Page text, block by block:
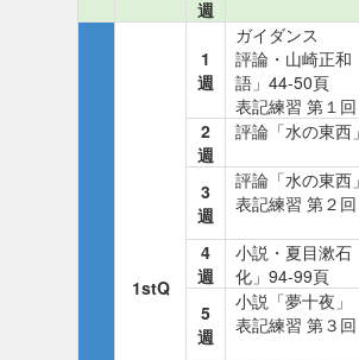
週
1stQ
1
週
ガイダンス
評論・山崎正和
語」44-50頁
表記練習 第１回
2
週
評論「水の東西」
3
週
評論「水の東西」
表記練習 第２回
4
週
小説・夏目漱石
化」94-99頁
5
週
小説「夢十夜」
表記練習 第３回